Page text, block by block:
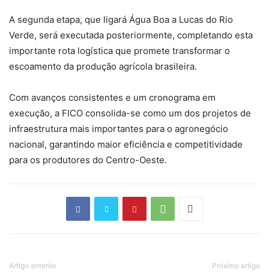
A segunda etapa, que ligará Água Boa a Lucas do Rio
Verde, será executada posteriormente, completando esta
importante rota logística que promete transformar o
escoamento da produção agrícola brasileira.
Com avanços consistentes e um cronograma em
execução, a FICO consolida-se como um dos projetos de
infraestrutura mais importantes para o agronegócio
nacional, garantindo maior eficiência e competitividade
para os produtores do Centro-Oeste.
Artigo anterior Próximo artigo